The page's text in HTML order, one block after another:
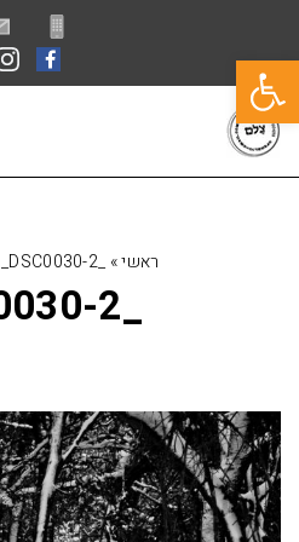
פתח סרגל נגישות
ראשי»
_DSC0030-2
_DSC0030-2
_DSC0030-2